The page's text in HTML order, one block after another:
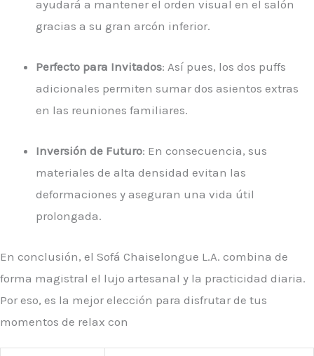
ayudará a mantener el orden visual en el salón
gracias a su gran arcón inferior.
Perfecto para Invitados: Así pues, los dos puffs
adicionales permiten sumar dos asientos extras
en las reuniones familiares.
Inversión de Futuro: En consecuencia, sus
materiales de alta densidad evitan las
deformaciones y aseguran una vida útil
prolongada.
En conclusión, el Sofá Chaiselongue L.A. combina de
forma magistral el lujo artesanal y la practicidad diaria.
Por eso, es la mejor elección para disfrutar de tus
momentos de relax con